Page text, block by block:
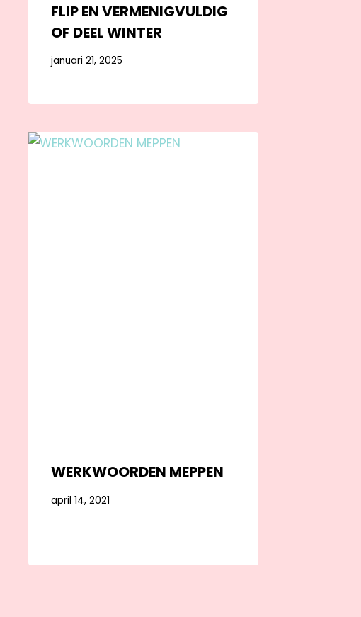
FLIP EN VERMENIGVULDIG
OF DEEL WINTER
januari 21, 2025
WERKWOORDEN MEPPEN
april 14, 2021